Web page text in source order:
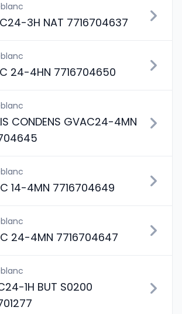
3H NAT 7716704637
24-4HN 7716704650
CONDENS GVAC24-4MN
14-4MN 7716704649
24-4MN 7716704647
1H BUT S0200